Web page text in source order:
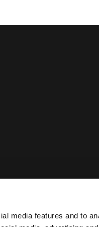
media features and to